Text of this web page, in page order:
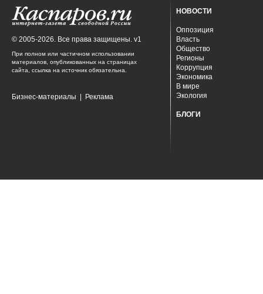
© 2005-2026. Все права защищены. v1
При полном или частичном использовании
материалов, опубликованных на страницах
сайта, ссылка на источник обязательна.
Бизнес-материалы Реклама
НОВОСТИ
Оппозиция
Власть
Общество
Регионы
Коррупция
Экономика
В мире
Экология
БЛОГИ